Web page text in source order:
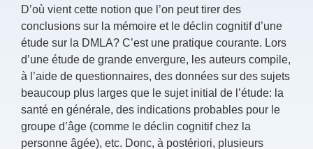
D’où vient cette notion que l’on peut tirer des
conclusions sur la mémoire et le déclin cognitif d’une
étude sur la DMLA? C’est une pratique courante. Lors
d’une étude de grande envergure, les auteurs compile,
à l’aide de questionnaires, des données sur des sujets
beaucoup plus larges que le sujet initial de l’étude: la
santé en générale, des indications probables pour le
groupe d’âge (comme le déclin cognitif chez la
personne âgée), etc. Donc, à postériori, plusieurs